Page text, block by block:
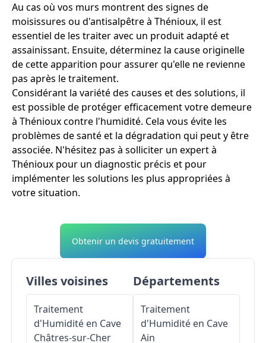
Au cas où vos murs montrent des signes de
moisissures ou d'antisalpêtre à Thénioux, il est
essentiel de les traiter avec un produit adapté et
assainissant. Ensuite, déterminez la cause originelle
de cette apparition pour assurer qu'elle ne revienne
pas après le traitement.
Considérant la variété des causes et des solutions, il
est possible de protéger efficacement votre demeure
à Thénioux contre l'humidité. Cela vous évite les
problèmes de santé et la dégradation qui peut y être
associée. N'hésitez pas à solliciter un expert à
Thénioux pour un diagnostic précis et pour
implémenter les solutions les plus appropriées à
votre situation.
Obtenir un devis gratuitement
Villes voisines
Traitement
d'Humidité en Cave
Châtres-sur-Cher
Départements
Traitement
d'Humidité en Cave
Ain